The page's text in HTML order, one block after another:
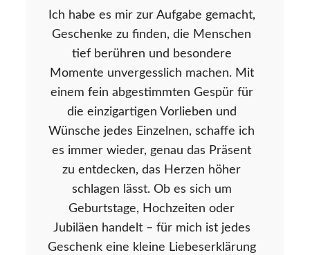
Ich habe es mir zur Aufgabe gemacht,
Geschenke zu finden, die Menschen
tief berühren und besondere
Momente unvergesslich machen. Mit
einem fein abgestimmten Gespür für
die einzigartigen Vorlieben und
Wünsche jedes Einzelnen, schaffe ich
es immer wieder, genau das Präsent
zu entdecken, das Herzen höher
schlagen lässt. Ob es sich um
Geburtstage, Hochzeiten oder
Jubiläen handelt – für mich ist jedes
Geschenk eine kleine Liebeserklärung